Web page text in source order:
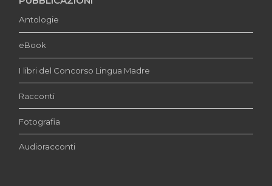
Antologie
eBook
I libri del Concorso Lingua Madre
Racconti
Fotografia
Audioracconti